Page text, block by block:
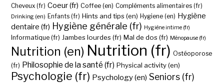
Cheveux (fr) Coeur (fr) Coffee (en) Compléments alimentaires (fr)
Drinking (en) Enfants (fr) Hints and tips (en) Hygiene (en) Hygiène
dentaire (fr) Hygiène générale (fr) Hygiène intime (fr)
Informatique (fr) Jambes lourdes (fr) Mal de dos (fr) Ménopause (fr)
Nutrition (en) Nutrition (fr) Ostéoporose
(fr) Philosophie de la santé (fr) Physical activity (en)
Psychologie (fr) Psychology (en) Seniors (fr)